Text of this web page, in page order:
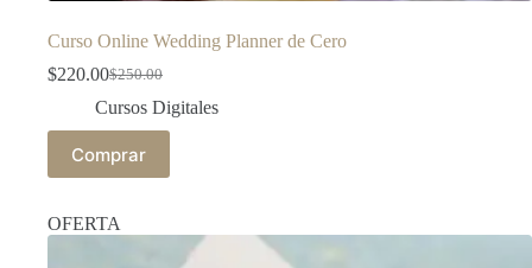
Curso Online Wedding Planner de Cero
$250.00
$220.00
Cursos Digitales
Comprar
OFERTA